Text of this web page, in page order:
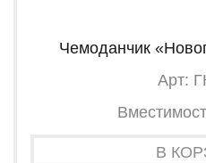
Чемоданчик
Арт:
В